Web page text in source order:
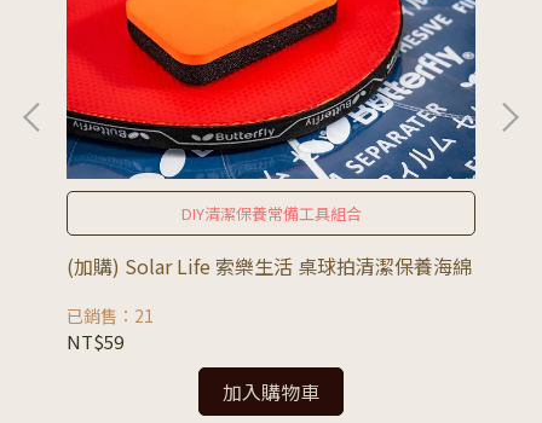
DIY清潔保養常備工具組合
(加購) Solar Life 索樂生活 桌球拍清潔保養海綿
已銷售：21
NT$59
加入購物車